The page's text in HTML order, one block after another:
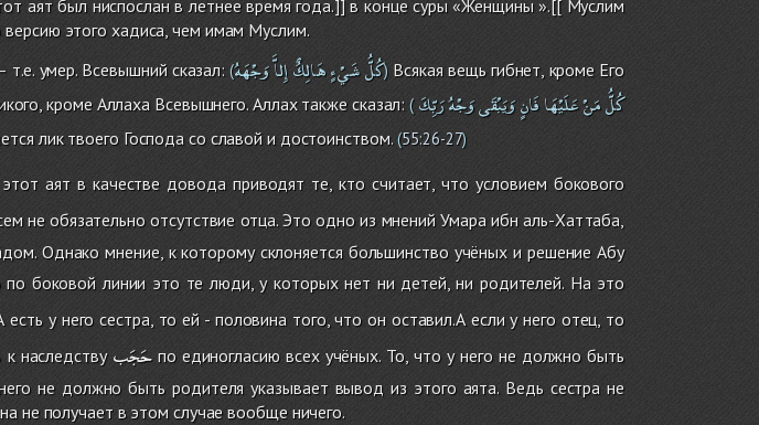
аят был ниспослан в летнее время года.]] в конце суры «Женщины ».[[ Муслим
этого хадиса, чем имам Муслим.
т.е. умер. Всевышний сказал: ( كُلُّشَيْءٍهَالِكٌإِلاَّوَجْهَهُ )Всякая вещь гибнет, кроме Его
кроме Аллаха Всевышнего. Аллах также сказал: ( كُلُّمَنْعَلَيْهَافَانٍوَيَبْقَىوَجْهُرَبِّكَ
лик твоего Господа со славой и достоинством.(55:26-27)
аят в качестве довода приводят те, кто считает, что условием бокового
не обязательно отсутствие отца. Это одно из мнений Умара ибн аль-Хаттаба,
Однако мнение, к которому склоняется большинство учёных и решение Абу
боковой линии это те люди, у которых нет ни детей, ни родителей. На это
у него сестра, то ей - половина того, что он оставил.А если у него отец, то
к наследству حَجَبпо единогласию всех учёных. То, что у него не должно быть
не должно быть родителя указывает вывод из этого аята. Ведь сестра не
не получает в этом случае вообще ничего.